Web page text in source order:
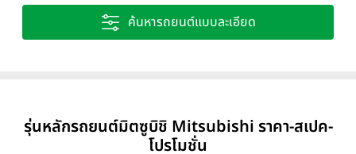
ค้นหารถยนต์แบบละเอียด
รุ่นหลักรถยนต์มิตซูบิชิ Mitsubishi ราคา-สเปค-
โปรโมชั่น